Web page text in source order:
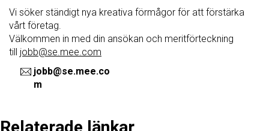
Vi söker ständigt nya kreativa förmågor för att förstärka
vårt företag.
Välkommen in med din ansökan och meritförteckning
till jobb@se.mee.com
jobb@se.mee.co
m
Relaterade länkar